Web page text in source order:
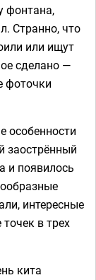
фонтана,
Странно, что
или ищут
сделано —
фоточки
особенности
заострённый
и появилось
интересные
в трех
кита